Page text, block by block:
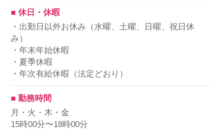
■ 休日・休暇
・出勤日以外お休み（水曜、土曜、日曜、祝日休
み）
・年末年始休暇
・夏季休暇
・年次有給休暇（法定どおり）
■ 勤務時間
月・火・木・金
15時00分〜18時00分